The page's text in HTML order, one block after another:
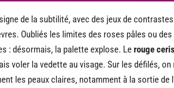
de la subtilité, avec des jeux de
Oubliés les limites des roses pâles ou
: désormais, la palette explose. Le rouge
voler la vedette au visage. Sur les défilés,
les peaux claires, notamment à la sortie de